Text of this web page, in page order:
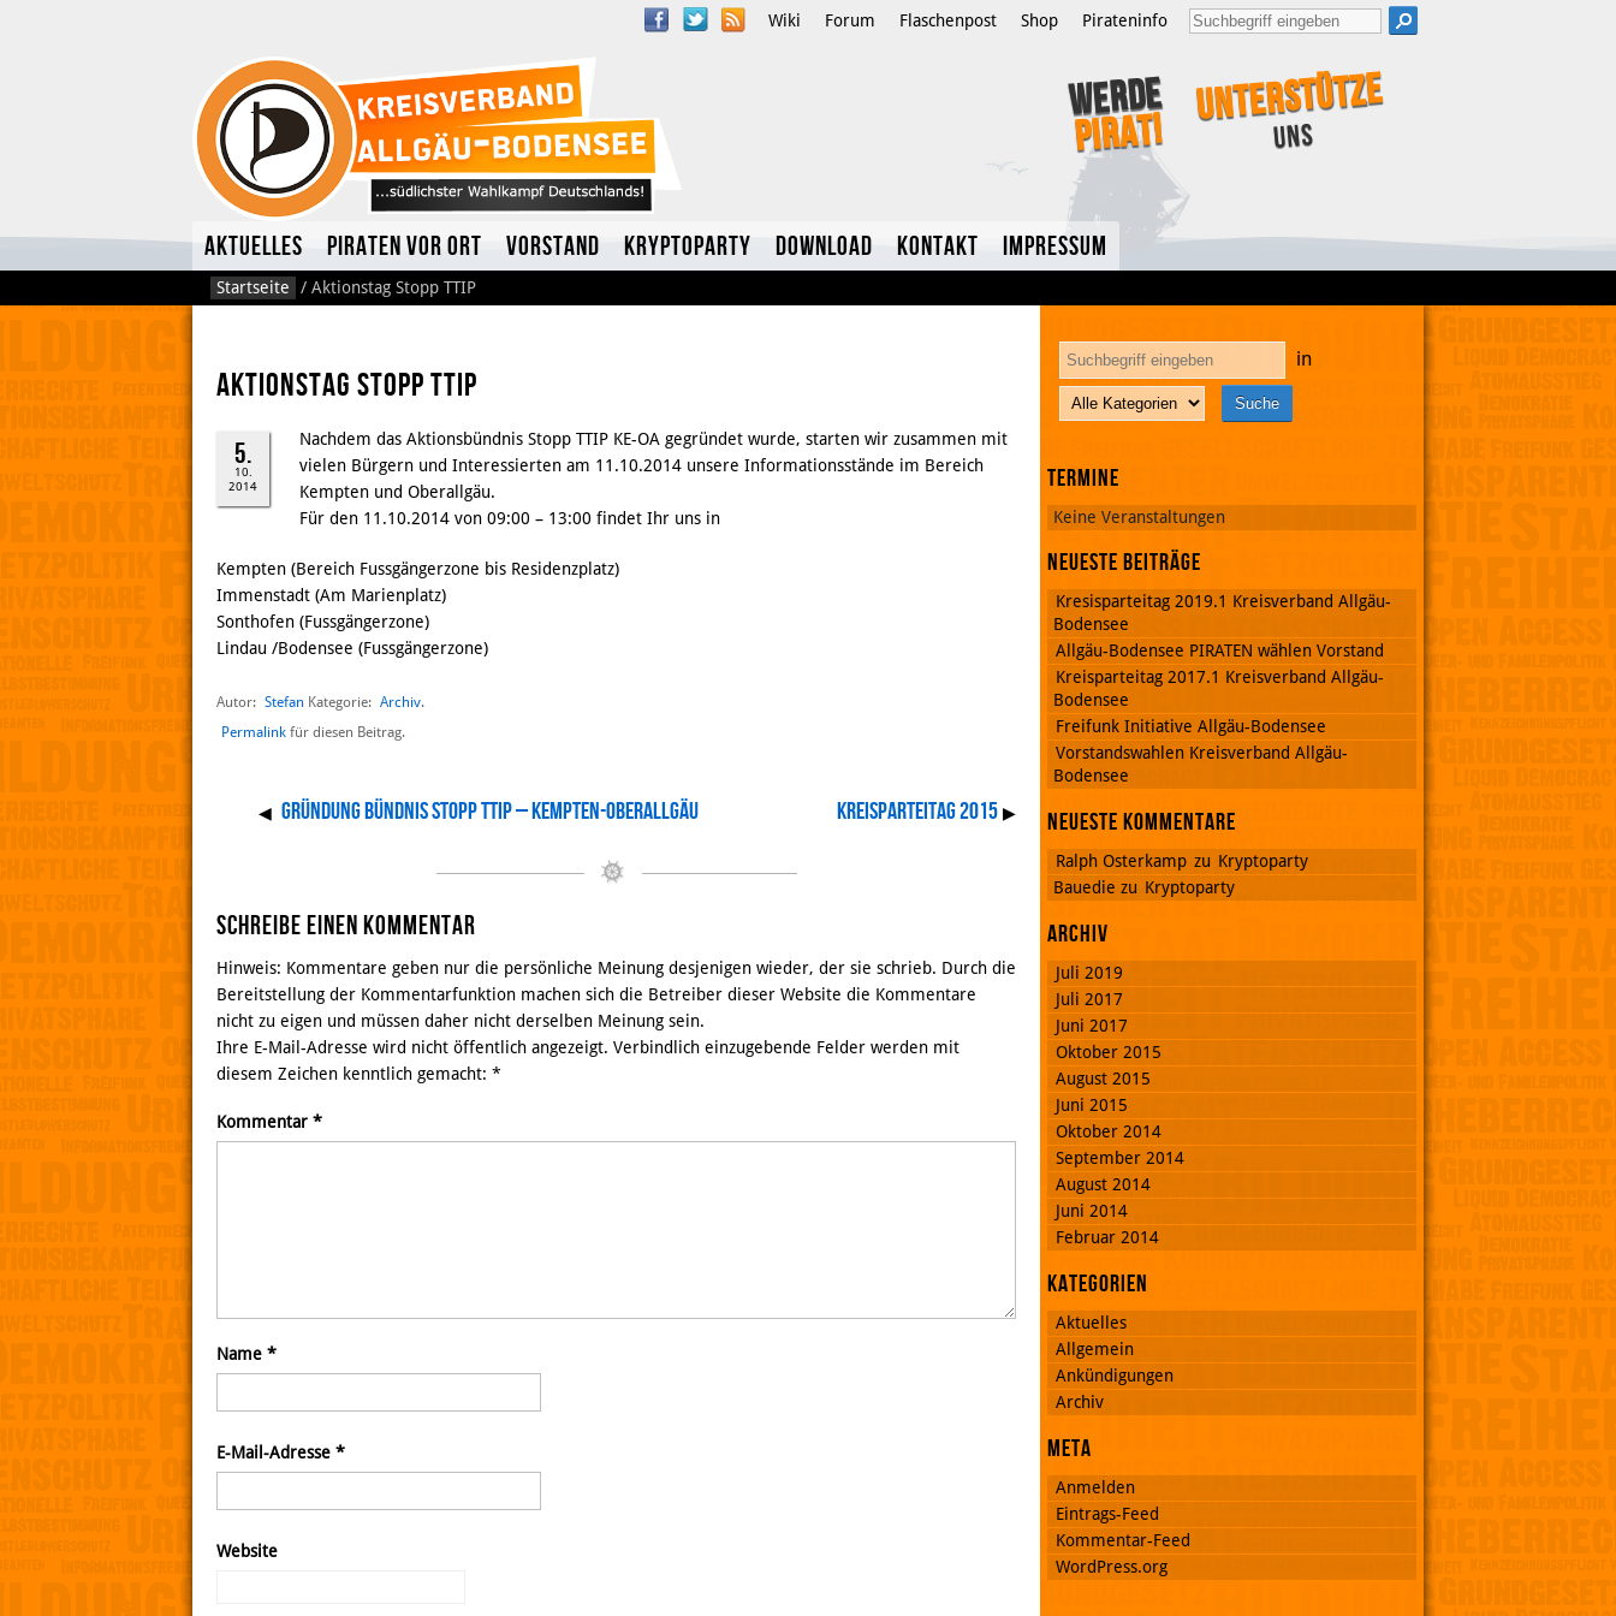
Wiki Forum Flaschenpost Shop Pirateninfo
Werde
Pirat!
Unterstütze
uns
Aktuelles Piraten vor Ort Vorstand Kryptoparty Download Kontakt Impressum
Startseite / Aktionstag Stopp TTIP
Aktionstag Stopp TTIP
5.
10.
2014
Nachdem das Aktionsbündnis Stopp TTIP KE-OA gegründet wurde, starten wir zusammen mit
vielen Bürgern und Interessierten am 11.10.2014 unsere Informationsstände im Bereich
Kempten und Oberallgäu.
Für den 11.10.2014 von 09:00 – 13:00 findet Ihr uns in
Kempten (Bereich Fussgängerzone bis Residenzplatz)
Immenstadt (Am Marienplatz)
Sonthofen (Fussgängerzone)
Lindau /Bodensee (Fussgängerzone)
Autor: Stefan Kategorie: Archiv.
Permalink für diesen Beitrag.
◀ Gründung Bündnis STOPP TTIP – Kempten-Oberallgäu Kreisparteitag 2015 ▶
Schreibe einen Kommentar
Hinweis: Kommentare geben nur die persönliche Meinung desjenigen wieder, der sie schrieb. Durch die
Bereitstellung der Kommentarfunktion machen sich die Betreiber dieser Website die Kommentare
nicht zu eigen und müssen daher nicht derselben Meinung sein.
Ihre E-Mail-Adresse wird nicht öffentlich angezeigt. Verbindlich einzugebende Felder werden mit
diesem Zeichen kenntlich gemacht: *
Kommentar *
Name *
E-Mail-Adresse *
Website
in
Termine
Keine Veranstaltungen
Neueste Beiträge
Kresisparteitag 2019.1 Kreisverband Allgäu-
Bodensee
Allgäu-Bodensee PIRATEN wählen Vorstand
Kreisparteitag 2017.1 Kreisverband Allgäu-
Bodensee
Freifunk Initiative Allgäu-Bodensee
Vorstandswahlen Kreisverband Allgäu-
Bodensee
Neueste Kommentare
Ralph Osterkamp zu Kryptoparty
Bauedie zu Kryptoparty
Archiv
Juli 2019
Juli 2017
Juni 2017
Oktober 2015
August 2015
Juni 2015
Oktober 2014
September 2014
August 2014
Juni 2014
Februar 2014
Kategorien
Aktuelles
Allgemein
Ankündigungen
Archiv
Meta
Anmelden
Eintrags-Feed
Kommentar-Feed
WordPress.org